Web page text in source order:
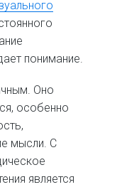
понимание.
Оно
особенно
мысли. С
является